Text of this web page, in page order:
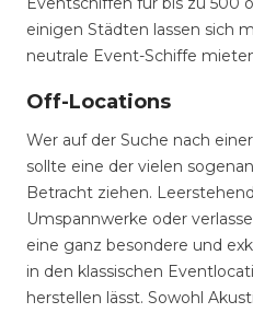
einigen Städten lassen sich
neutrale Event-Schiffe
Off-Locations
Wer auf der Suche nach
sollte eine der vielen
Betracht ziehen.
Umspannwerke oder
eine ganz besondere und
in den klassischen
herstellen lässt. Sowohl